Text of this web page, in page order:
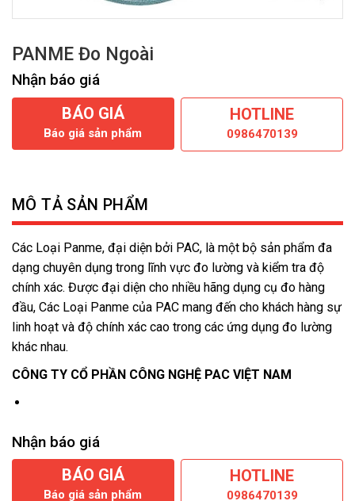
PANME Đo Ngoài
Nhận báo giá
BÁO GIÁ
Báo giá sản phẩm
HOTLINE
0986470139
MÔ TẢ SẢN PHẨM
Các Loại Panme, đại diện bởi PAC, là một bộ sản phẩm đa
dạng chuyên dụng trong lĩnh vực đo lường và kiểm tra độ
chính xác. Được đại diện cho nhiều hãng dụng cụ đo hàng
đầu, Các Loại Panme của PAC mang đến cho khách hàng sự
linh hoạt và độ chính xác cao trong các ứng dụng đo lường
khác nhau.
CÔNG TY CỔ PHẦN CÔNG NGHỆ PAC VIỆT NAM
Nhận báo giá
BÁO GIÁ
Báo giá sản phẩm
HOTLINE
0986470139